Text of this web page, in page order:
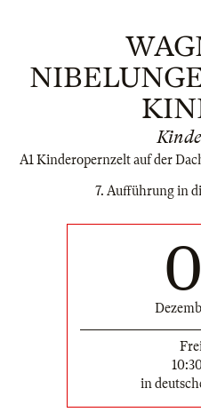
A1 Kinderopernzelt auf der
7. Aufführung in
in